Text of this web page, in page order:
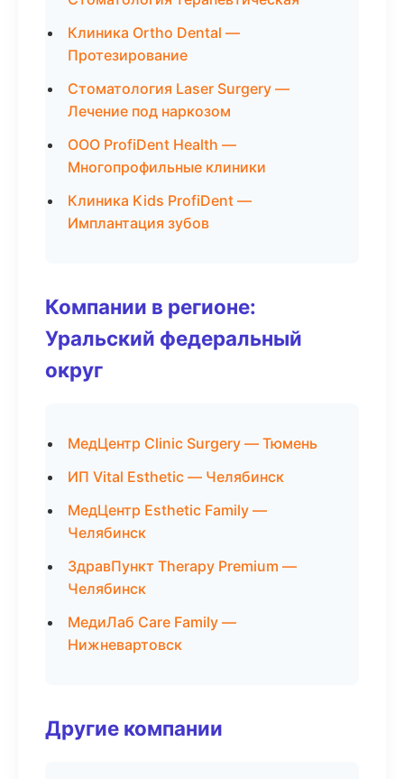
Клиника Ortho Dental —
Протезирование
Стоматология Laser Surgery —
Лечение под наркозом
ООО ProfiDent Health —
Многопрофильные клиники
Клиника Kids ProfiDent —
Имплантация зубов
Компании в регионе:
Уральский федеральный
округ
МедЦентр Clinic Surgery — Тюмень
ИП Vital Esthetic — Челябинск
МедЦентр Esthetic Family —
Челябинск
ЗдравПункт Therapy Premium —
Челябинск
МедиЛаб Care Family —
Нижневартовск
Другие компании